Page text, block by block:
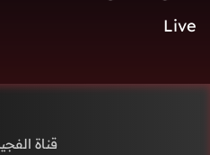
Live
قناة